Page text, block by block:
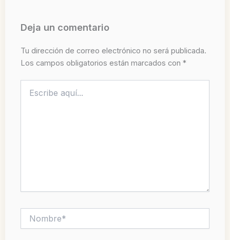
Deja un comentario
Tu dirección de correo electrónico no será publicada.
Los campos obligatorios están marcados con *
aquí...